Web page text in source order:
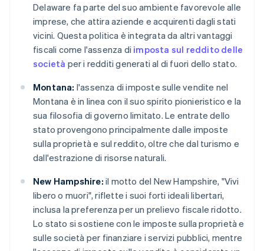
Delaware fa parte del suo ambiente favorevole alle
imprese, che attira aziende e acquirenti dagli stati
vicini. Questa politica è integrata da altri vantaggi
fiscali come l'assenza di imposta sul reddito delle
società per i redditi generati al di fuori dello stato.
Montana: l'assenza di imposte sulle vendite nel
Montana è in linea con il suo spirito pionieristico e la
sua filosofia di governo limitato. Le entrate dello
stato provengono principalmente dalle imposte
sulla proprietà e sul reddito, oltre che dal turismo e
dall'estrazione di risorse naturali.
New Hampshire: il motto del New Hampshire, "Vivi
libero o muori", riflette i suoi forti ideali libertari,
inclusa la preferenza per un prelievo fiscale ridotto.
Lo stato si sostiene con le imposte sulla proprietà e
sulle società per finanziare i servizi pubblici, mentre